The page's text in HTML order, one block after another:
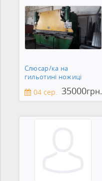
Слюсар/ка на
гильотині ножиці
04 сер. 35000грн.